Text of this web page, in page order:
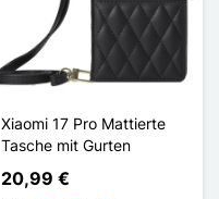
Xiaomi 17 Pro Mattierte
Tasche mit Gurten
20,99 €